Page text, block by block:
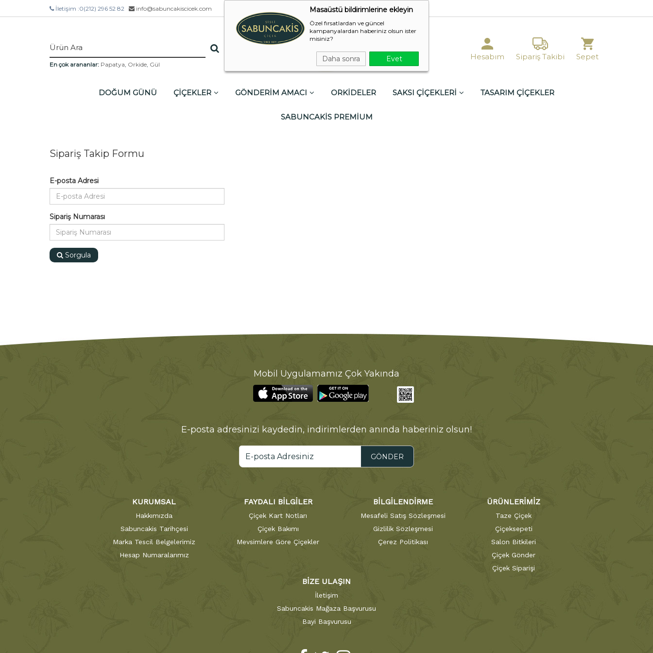
Masaüstü bildirimlerine ekleyin
Özel fırsatlardan ve güncel
kampanyalardan haberiniz olsun ister
misiniz?
Daha sonra Evet
İletişim :0(212) 296 52 82 info@sabuncakiscicek.com
En çok arananlar: Papatya, Orkide, Gül
Hesabım Sipariş Takibi Sepet
DOĞUM GÜNÜ ÇİÇEKLER GÖNDERİM AMACI ORKİDELER SAKSI ÇİÇEKLERİ TASARIM ÇİÇEKLER
SABUNCAKİS PREMİUM
Sipariş Takip Formu
E-posta Adresi
Sipariş Numarası
Sorgula
Mobil Uygulamamız Çok Yakında
E-posta adresinizi kaydedin, indirimlerden anında haberiniz olsun!
GÖNDER
KURUMSAL
Hakkımızda
Sabuncakis Tarihçesi
Marka Tescil Belgelerimiz
Hesap Numaralarımız
FAYDALI BİLGİLER
Çiçek Kart Notları
Çiçek Bakımı
Mevsimlere Göre Çiçekler
BİLGİLENDİRME
Mesafeli Satış Sözleşmesi
Gizlilik Sözleşmesi
Çerez Politikası
ÜRÜNLERİMİZ
Taze Çiçek
Çiçeksepeti
Salon Bitkileri
Çiçek Gönder
Çiçek Siparişi
BİZE ULAŞIN
İletişim
Sabuncakis Mağaza Başvurusu
Bayi Başvurusu